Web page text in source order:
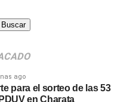
Buscar
ago
para el sorteo de las 53
en Charata